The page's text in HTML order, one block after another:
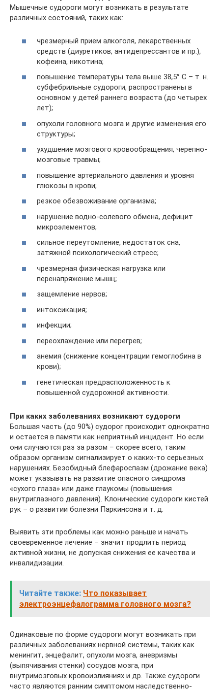
Мышечные судороги могут возникать в результате
различных состояний, таких как:
чрезмерный прием алкоголя, лекарственных
средств (диуретиков, антидепрессантов и пр.),
кофеина, никотина;
повышение температуры тела выше 38,5° С – т. н.
субфебрильные судороги, распространены в
основном у детей раннего возраста (до четырех
лет);
опухоли головного мозга и другие изменения его
структуры;
ухудшение мозгового кровообращения, черепно-
мозговые травмы;
повышение артериального давления и уровня
глюкозы в крови;
резкое обезвоживание организма;
нарушение водно-солевого обмена, дефицит
микроэлементов;
сильное переутомление, недостаток сна,
затяжной психологический стресс;
чрезмерная физическая нагрузка или
перенапряжение мышц;
защемление нервов;
интоксикация;
инфекции;
переохлаждение или перегрев;
анемия (снижение концентрации гемоглобина в
крови);
генетическая предрасположенность к
повышенной судорожной активности.
При каких заболеваниях возникают судороги
Большая часть (до 90%) судорог происходит однократно
и остается в памяти как неприятный инцидент. Но если
они случаются раз за разом – скорее всего, таким
образом организм сигнализирует о каких-то серьезных
нарушениях. Безобидный блефароспазм (дрожание века)
может указывать на развитие опасного синдрома
«сухого глаза» или даже глаукомы (повышения
внутриглазного давления). Клонические судороги кистей
рук – о развитии болезни Паркинсона и т. д.
Выявить эти проблемы как можно раньше и начать
своевременное лечение – значит продлить период
активной жизни, не допуская снижения ее качества и
инвалидизации.
Читайте также: Что показывает
электроэнцефалограмма головного мозга?
Одинаковые по форме судороги могут возникать при
различных заболеваниях нервной системы, таких как
менингит, энцефалит, опухоли мозга, аневризмы
(выпячивания стенки) сосудов мозга, при
внутримозговых кровоизлияниях и др. Также судороги
часто являются ранним симптомом наследственно-